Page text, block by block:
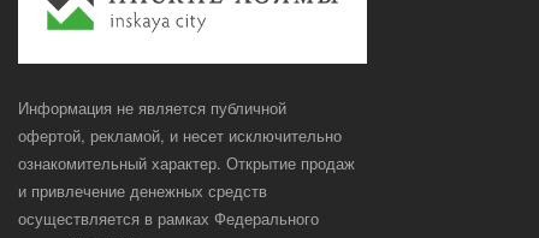
Информация не является публичной
офертой, рекламой, и несет исключительно
ознакомительный характер. Открытие продаж
и привлечение денежных средств
осуществляется в рамках Федерального